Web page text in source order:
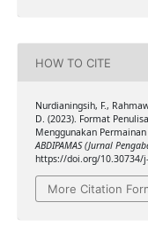
HOW TO CITE
Nurdianingsih, F.,
D. (2023). Format
Menggunakan
ABDIPAMAS (Jurnal
https://doi.org/10.30734/
More Citation